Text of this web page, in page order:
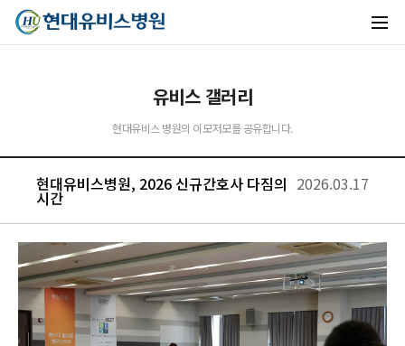
유비스 갤러리
현대유비스 병원의 이모저모를 공유합니다.
현대유비스병원, 2026 신규간호사 다짐의
시간
2026.03.17